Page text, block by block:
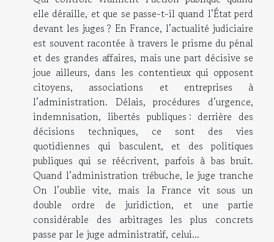
elle déraille, et que se passe-t-il quand l’État perd
devant les juges ? En France, l’actualité judiciaire
est souvent racontée à travers le prisme du pénal
et des grandes affaires, mais une part décisive se
joue ailleurs, dans les contentieux qui opposent
citoyens, associations et entreprises à
l’administration. Délais, procédures d’urgence,
indemnisation, libertés publiques : derrière des
décisions techniques, ce sont des vies
quotidiennes qui basculent, et des politiques
publiques qui se réécrivent, parfois à bas bruit.
Quand l’administration trébuche, le juge tranche
On l’oublie vite, mais la France vit sous un
double ordre de juridiction, et une partie
considérable des arbitrages les plus concrets
passe par le juge administratif, celui...